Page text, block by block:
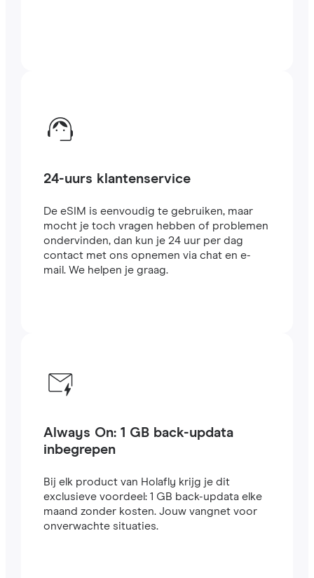
24-uurs klantenservice
De eSIM is eenvoudig te gebruiken, maar
mocht je toch vragen hebben of problemen
ondervinden, dan kun je 24 uur per dag
contact met ons opnemen via chat en e-
mail. We helpen je graag.
Always On: 1 GB back-updata
inbegrepen
Bij elk product van Holafly krijg je dit
exclusieve voordeel: 1 GB back-updata elke
maand zonder kosten. Jouw vangnet voor
onverwachte situaties.